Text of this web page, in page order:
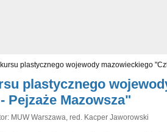
plastycznego wojewody mazowieckiego
plastycznego
Pejzaże Mazowsza"
MUW Warszawa, red. Kacper Jaworowski